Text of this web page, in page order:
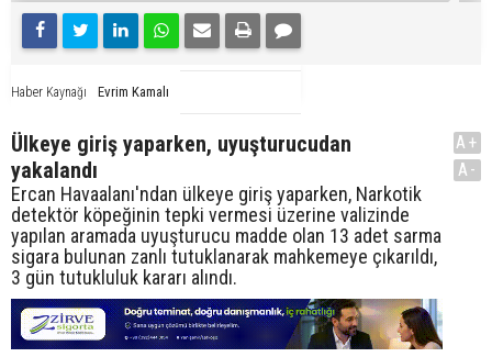
Haber Kaynağı Evrim Kamalı
Ülkeye giriş yaparken, uyuşturucudan
yakalandı
Ercan Havaalanı'ndan ülkeye giriş yaparken, Narkotik
detektör köpeğinin tepki vermesi üzerine valizinde
yapılan aramada uyuşturucu madde olan 13 adet sarma
sigara bulunan zanlı tutuklanarak mahkemeye çıkarıldı,
3 gün tutukluluk kararı alındı.
A+
A-